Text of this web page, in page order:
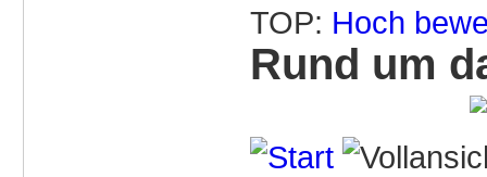
TOP: Hoch
Rund um